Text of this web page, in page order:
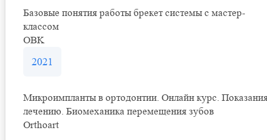
Базовые понятия работы брекет системы с мастер-
классом
OBK
2021
Микроимпланты в ортодонтии. Онлайн курс.
лечению. Биомеханика перемещения зубов
Orthoart